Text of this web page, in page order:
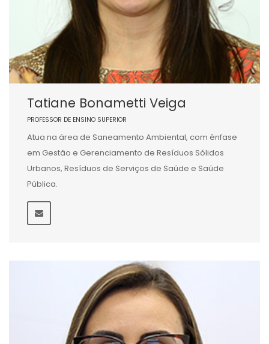
Tatiane Bonametti Veiga
PROFESSOR DE ENSINO SUPERIOR
Atua na área de Saneamento Ambiental, com ênfase
em Gestão e Gerenciamento de Resíduos Sólidos
Urbanos, Resíduos de Serviços de Saúde e Saúde
Pública.